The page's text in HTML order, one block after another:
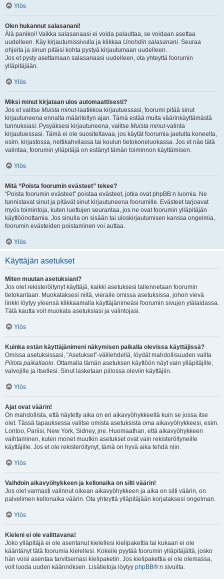
Ylös
Olen hukannut salasanani!
Älä panikoi! Vaikka salasanaasi ei voida palauttaa, se voidaan asettaa
uudelleen. Käy kirjautumissivulla ja klikkaa Unohdin salasanani. Seuraa
ohjeita ja sinun pitäisi kohta pystyä kirjautumaan uudelleen.
Jos et pysty asettamaan salasanaasi uudelleen, ota yhteyttä foorumin
ylläpitäjään.
Ylös
Miksi minut kirjataan ulos automaattisesti?
Jos et valitse Muista minut-laatikkoa kirjautuessasi, foorumi pitää sinut
kirjautuneena ennalta määritellyn ajan. Tämä estää muita väärinkäyttämästä
tunnuksiasi. Pysyäksesi kirjautuneena, valitse Muista minut-valinta
kirjautuessasi. Tämä ei ole suositeltavaa, jos käytät foorumia jaetulta koneelta,
esim. kirjastossa, nettikahvilassa tai koulun tietokoneluokassa. Jos et näe tätä
valintaa, foorumin ylläpitäjä on estänyt tämän toiminnon käyttämisen.
Ylös
Mitä “Poista foorumin evästeet” tekee?
“Poista foorumin evästeet” poistaa evästeet, jotka ovat phpBB:n luomia. Ne
tunnistavat sinut ja pitävät sinut kirjautuneena foorumille. Evästeet tarjoavat
myös toimintoja, kuten luettujen seurantaa, jos ne ovat foorumin ylläpitäjän
käyttöönottamia. Jos sinulla on sisään tai uloskirjautumisen kanssa ongelmia,
foorumin evästeiden poistaminen voi auttaa.
Ylös
Käyttäjän asetukset
Miten muutan asetuksiani?
Jos olet rekisteröitynyt käyttäjä, kaikki asetuksesi tallennetaan foorumin
tietokantaan. Muokataksesi niitä, vieraile omissa asetuksissa, johon vievä
linkki löytyy yleensä klikkaamalla käyttäjänimeäsi foorumin sivujen ylälaidassa.
Tätä kautta voit muokata asetuksiasi ja valintojasi.
Ylös
Kuinka estän käyttäjänimeni näkymisen paikalla olevissa käyttäjissä?
Omissa asetuksissasi, “Asetukset”-välilehdellä, löydät mahdollisuuden valita
Piilota paikallaolo. Ottamalla tämän asetuksen käyttöön näyt vain ylläpitäjille,
valvojille ja itsellesi. Sinut lasketaan piilossa oleviin käyttäjiin.
Ylös
Ajat ovat väärin!
On mahdollista, että näytetty aika on eri aikavyöhykkeeltä kuin se jossa itse
olet. Tässä tapauksessa valitse omista asetuksista oma aikavyöhykkeesi, esim.
Lontoo, Pariisi, New York, Sidney, jne. Huomaathan, että aikavyöhykkeen
vaihtaminen, kuten monet muutkin asetukset ovat vain rekisteröityneille
käyttäjille. Jos et ole rekisteröitynyt, tämä on hyvä aika tehdä niin.
Ylös
Vaihdoin aikavyöhykkeen ja kellonaika on silti väärin!
Jos olet varmasti valinnut oikean aikavyöhykkeen ja aika on silti väärin, on
palvelimen kellonaika väärin. Ota yhteyttä ylläpitäjään korjataksesi ongelman.
Ylös
Kieleni ei ole valittavana!
Joko ylläpitäjä ei ole asentanut kielellesi kielipakettia tai kukaan ei ole
kääntänyt tätä foorumia kielellesi. Kokeile pyytää foorumin ylläpitäjältä, josko
hän voisi asentaa tarvitsemasi kielipaketin. Jos kielipakettia ei ole olemassa,
voit luoda uuden käännöksen. Lisätietoja löytyy phpBB®:n sivuilta.